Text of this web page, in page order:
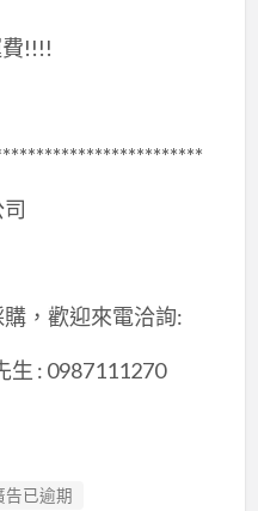
!!!!
，歡迎來電洽詢:
生 : 0987111270
告已逾期